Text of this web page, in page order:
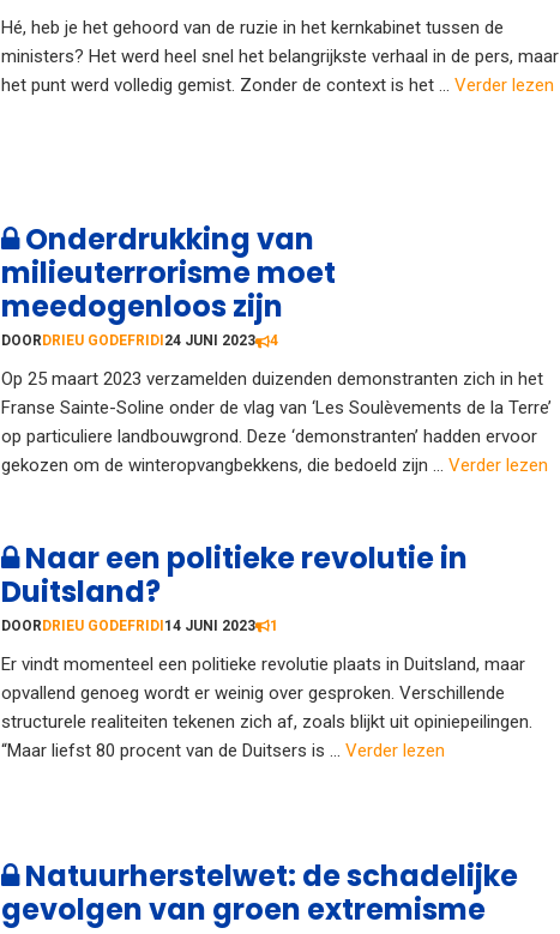
Hé, heb je het gehoord van de ruzie in het kernkabinet tussen de
ministers? Het werd heel snel het belangrijkste verhaal in de pers, maar
het punt werd volledig gemist. Zonder de context is het ... Verder lezen
Onderdrukking van
milieuterrorisme moet
meedogenloos zijn
DOOR DRIEU GODEFRIDI 24 JUNI 2023 4
Op 25 maart 2023 verzamelden duizenden demonstranten zich in het
Franse Sainte-Soline onder de vlag van ‘Les Soulèvements de la Terre’
op particuliere landbouwgrond. Deze ‘demonstranten’ hadden ervoor
gekozen om de winteropvangbekkens, die bedoeld zijn ... Verder lezen
Naar een politieke revolutie in
Duitsland?
DOORDRIEU GODEFRIDI14 JUNI 2023 1
Er vindt momenteel een politieke revolutie plaats in Duitsland, maar
opvallend genoeg wordt er weinig over gesproken. Verschillende
structurele realiteiten tekenen zich af, zoals blijkt uit opiniepeilingen.
“Maar liefst 80 procent van de Duitsers is ... Verder lezen
Natuurherstelwet: de schadelijke
gevolgen van groen extremisme